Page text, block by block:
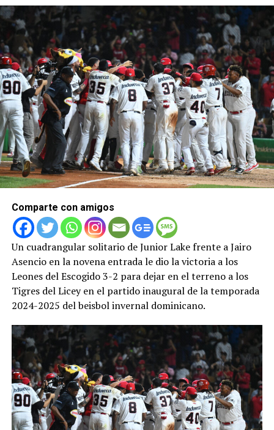
Comparte con amigos
Un cuadrangular solitario de Junior Lake frente a Jairo
Asencio en la novena entrada le dio la victoria a los
Leones del Escogido 3-2 para dejar en el terreno a los
Tigres del Licey en el partido inaugural de la temporada
2024-2025 del beisbol invernal dominicano.